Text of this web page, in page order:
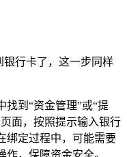
银行卡了，这一步同样
找到“资金管理”或“提
面，按照提示输入银行
绑定过程中，可能需要